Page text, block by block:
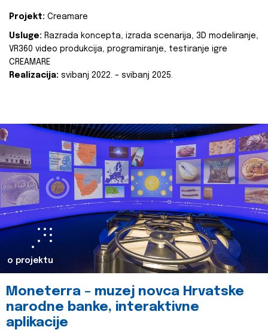
Projekt: Creamare
Usluge: Razrada koncepta, izrada scenarija, 3D modeliranje,
VR360 video produkcija, programiranje, testiranje igre
CREAMARE
Realizacija: svibanj 2022. – svibanj 2025.
o projektu
Moneterra – muzej novca Hrvatske
narodne banke, interaktivne
aplikacije